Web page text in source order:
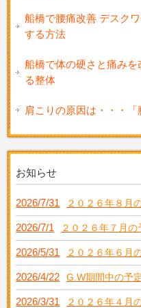
船橋で腰痛改善 デスク
する方法
船橋で体の硬さと痛みを
る整体
肩こりの原因は・・・「
お知らせ
2026/7/31 ２０２６年８月
2026/7/1 ２０２６年７月の
2026/5/31 ２０２６年６月
2026/4/22 G.W期間中の予
2026/3/31 ２０２６年４月